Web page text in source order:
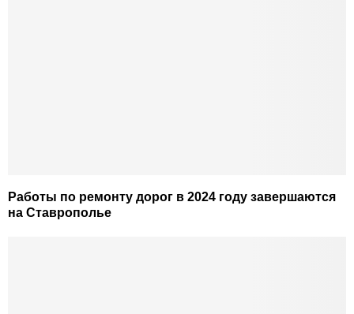
Работы по ремонту дорог в 2024 году завершаются
на Ставрополье